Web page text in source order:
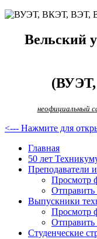
Вельский
неофициальный
<--- Нажмите для
Главная
50 лет
Преподаватели
Просмотр
Отправить
Выпускники
Просмотр
Отправить
Студенческие